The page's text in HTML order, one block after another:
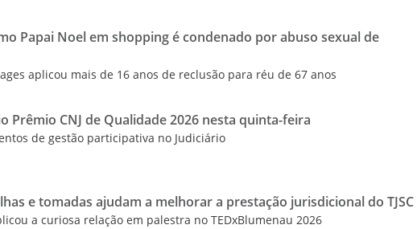
Papai Noel em shopping é condenado por abuso sexual de
aplicou mais de 16 anos de reclusão para réu de 67 anos
Prêmio CNJ de Qualidade 2026 nesta quinta-feira
de gestão participativa no Judiciário
e tomadas ajudam a melhorar a prestação jurisdicional do TJSC
a curiosa relação em palestra no TEDxBlumenau 2026